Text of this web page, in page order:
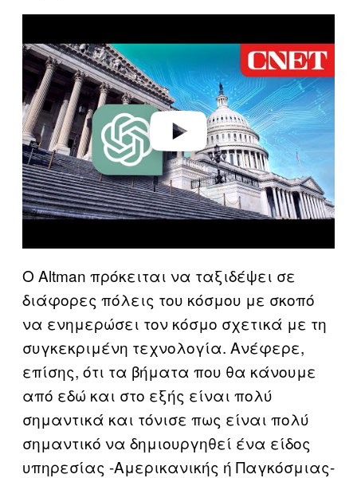
a
y
v
d
e
o
Ο Altman πρόκειται να ταξιδέψει σε
διάφορες πόλεις του κόσμου με σκοπό
να ενημερώσει τον κόσμο σχετικά με τη
συγκεκριμένη τεχνολογία. Ανέφερε,
επίσης, ότι τα βήματα που θα κάνουμε
από εδώ και στο εξής είναι πολύ
σημαντικά και τόνισε πως είναι πολύ
σημαντικό να δημιουργηθεί ένα είδος
υπηρεσίας -Αμερικανικής ή Παγκόσμιας-